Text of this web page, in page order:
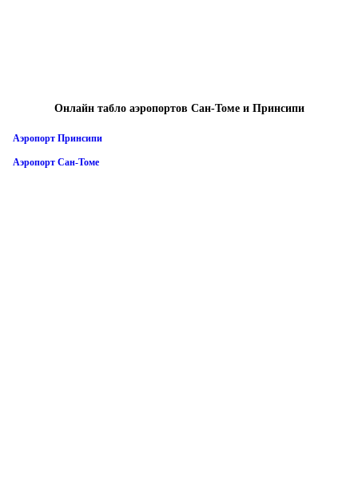
Онлайн табло аэропортов Сан-Томе и Принсипи
Аэропорт Принсипи
Аэропорт Сан-Томе